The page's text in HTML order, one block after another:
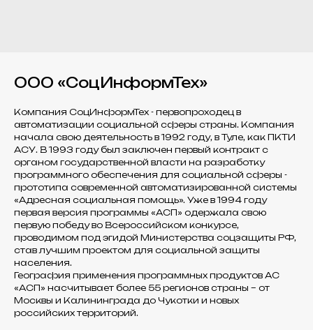
ООО «СоцИнформТех»
Компания СоцИнформТех - первопроходец в
автоматизации социальной сферы страны. Компания
начала свою деятельность в 1992 году, в Туле, как ПКТИ
АСУ. В 1993 году был заключен первый контракт с
органом государственной власти на разработку
программного обеспечения для социальной сферы -
прототипа современной автоматизированной системы
«Адресная социальная помощь». Уже в 1994 году
первая версия программы «АСП» одержала свою
первую победу во Всероссийском конкурсе,
проводимом под эгидой Министерства соцзащиты РФ,
став лучшим проектом для социальной защиты
населения.
География применения программных продуктов АС
«АСП» насчитывает более 55 регионов страны – от
Москвы и Калининграда до Чукотки и новых
российских территорий.